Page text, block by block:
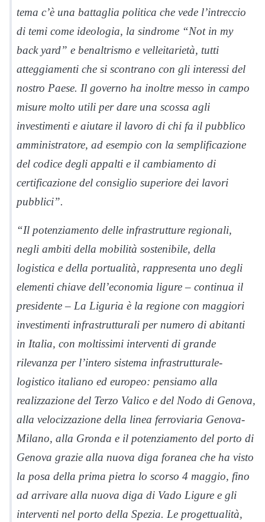
tema c’è una battaglia politica che vede l’intreccio
di temi come ideologia, la sindrome “Not in my
back yard” e benaltrismo e velleitarietà, tutti
atteggiamenti che si scontrano con gli interessi del
nostro Paese. Il governo ha inoltre messo in campo
misure molto utili per dare una scossa agli
investimenti e aiutare il lavoro di chi fa il pubblico
amministratore, ad esempio con la semplificazione
del codice degli appalti e il cambiamento di
certificazione del consiglio superiore dei lavori
pubblici”.
“Il potenziamento delle infrastrutture regionali,
negli ambiti della mobilità sostenibile, della
logistica e della portualità, rappresenta uno degli
elementi chiave dell’economia ligure – continua il
presidente – La Liguria è la regione con maggiori
investimenti infrastrutturali per numero di abitanti
in Italia, con moltissimi interventi di grande
rilevanza per l’intero sistema infrastrutturale-
logistico italiano ed europeo: pensiamo alla
realizzazione del Terzo Valico e del Nodo di Genova,
alla velocizzazione della linea ferroviaria Genova-
Milano, alla Gronda e il potenziamento del porto di
Genova grazie alla nuova diga foranea che ha visto
la posa della prima pietra lo scorso 4 maggio, fino
ad arrivare alla nuova diga di Vado Ligure e gli
interventi nel porto della Spezia. Le progettualità,